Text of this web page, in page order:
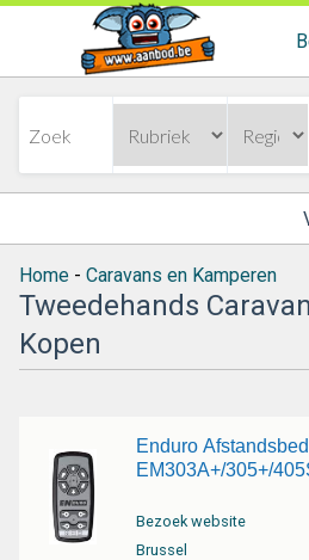
Home - Caravans en Kamperen
Tweedehands
Kopen
Enduro
EM303A+/305+/
Bezoek website
Brussel